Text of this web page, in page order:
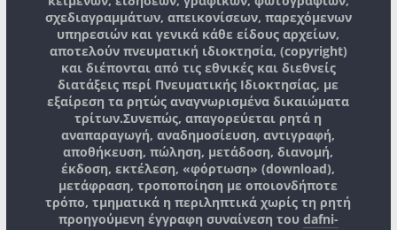
σχεδιαγραμμάτων, απεικονίσεων, παρεχόμενων
υπηρεσιών και γενικά κάθε είδους αρχείων,
αποτελούν πνευματική ιδιοκτησία, (copyright)
και διέπονται από τις εθνικές και διεθνείς
διατάξεις περί Πνευματικής Ιδιοκτησίας, με
εξαίρεση τα ρητώς αναγνωρισμένα δικαιώματα
τρίτων.Συνεπώς, απαγορεύεται ρητά η
αναπαραγωγή, αναδημοσίευση, αντιγραφή,
αποθήκευση, πώληση, μετάδοση, διανομή,
έκδοση, εκτέλεση, «φόρτωση» (download),
μετάφραση, τροποποίηση με οποιονδήποτε
τρόπο, τμηματικά η περιληπτικά χωρίς τη ρητή
προηγούμενη έγγραφη συναίνεση του dafni-